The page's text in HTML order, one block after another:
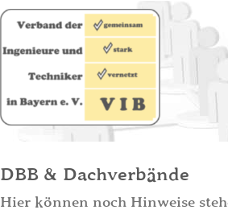
DBB & Dachverbände
Hier können noch Hinweise